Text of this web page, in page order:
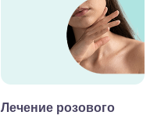
Лечение розового